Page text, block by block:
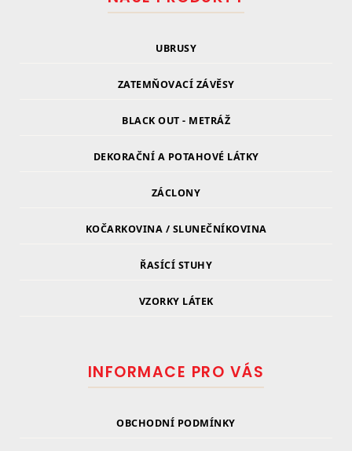
UBRUSY
ZATEMŇOVACÍ ZÁVĚSY
BLACK OUT - METRÁŽ
DEKORAČNÍ A POTAHOVÉ LÁTKY
ZÁCLONY
KOČARKOVINA / SLUNEČNÍKOVINA
ŘASÍCÍ STUHY
VZORKY LÁTEK
INFORMACE PRO VÁS
OBCHODNÍ PODMÍNKY